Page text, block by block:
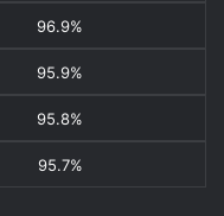
96.9%
95.9%
95.8%
95.7%